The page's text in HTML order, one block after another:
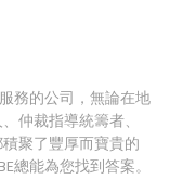
務的公司，無論在地
仲裁指導統籌者、
聚了豐厚而寶貴的
總能為您找到答案。